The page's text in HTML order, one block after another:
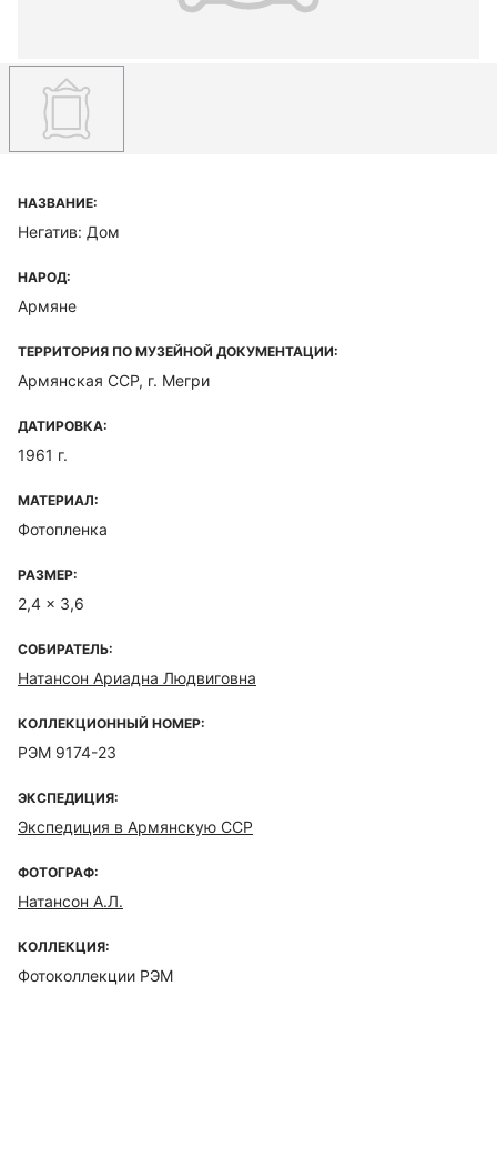
НАЗВАНИЕ:
Негатив: Дом
НАРОД:
Армяне
ТЕРРИТОРИЯ ПО МУЗЕЙНОЙ ДОКУМЕНТАЦИИ:
Армянская ССР, г. Мегри
ДАТИРОВКА:
1961 г.
МАТЕРИАЛ:
Фотопленка
РАЗМЕР:
2,4 x 3,6
СОБИРАТЕЛЬ:
Натансон Ариадна Людвиговна
КОЛЛЕКЦИОННЫЙ НОМЕР:
РЭМ 9174-23
ЭКСПЕДИЦИЯ:
Экспедиция в Армянскую ССР
ФОТОГРАФ:
Натансон А.Л.
КОЛЛЕКЦИЯ:
Фотоколлекции РЭМ